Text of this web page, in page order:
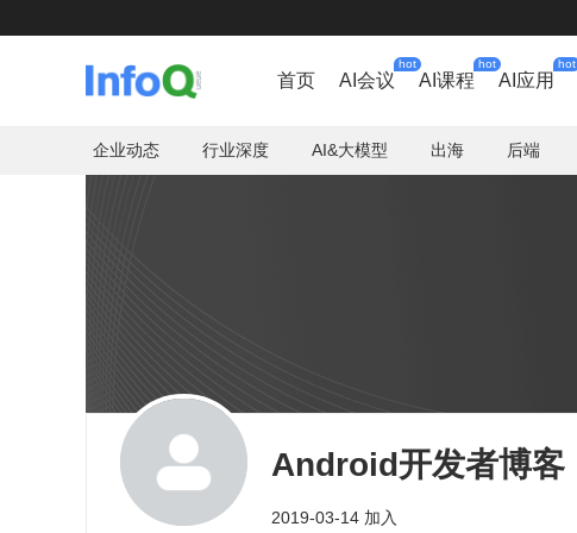
首页 AI会议
hot
AI课程
hot
AI应用
hot
企业动态 行业深度 AI&大模型 出海 后端
Android开发者博客
2019-03-14 加入